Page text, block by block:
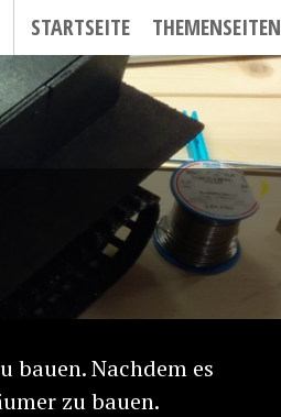
STARTSEITE THEMENSEITEN
bauen. Nachdem es
zu bauen.